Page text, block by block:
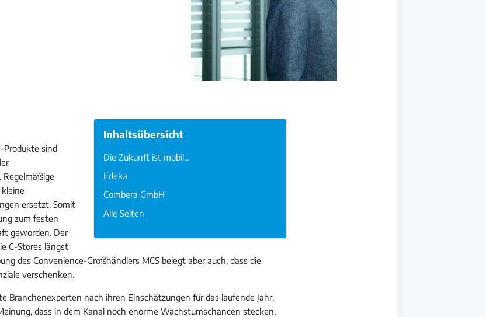
Inhaltsübersicht
Die Zukunft ist mobil...
Edeka
Combera GmbH
Alle Seiten
Produkte sind
Regelmäßige
ersetzt. Somit
zum festen
geworden. Der
C-Stores längst
des Convenience-Großhändlers MCS belegt aber auch, dass die
verschenken.
Branchenexperten nach ihren Einschätzungen für das laufende Jahr.
dass in dem Kanal noch enorme Wachstumschancen stecken.